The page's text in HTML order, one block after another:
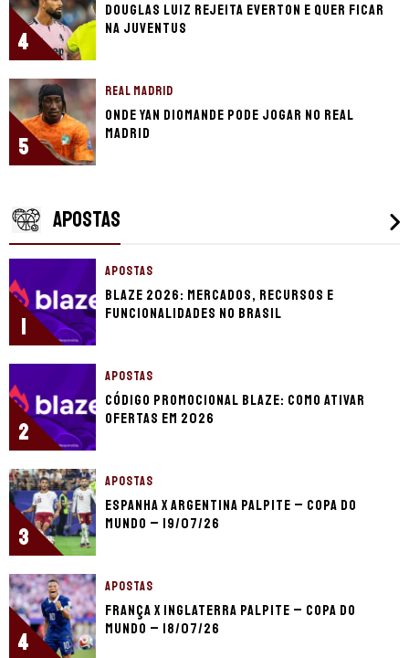
4
Douglas Luiz rejeita Everton e quer ficar
na Juventus
5
REAL MADRID
Onde Yan Diomande pode jogar no Real
Madrid
APOSTAS
1
APOSTAS
Blaze 2026: mercados, recursos e
funcionalidades no Brasil
2
APOSTAS
Código promocional Blaze: como ativar
ofertas em 2026
3
APOSTAS
Espanha x Argentina palpite – Copa do
Mundo – 19/07/26
4
APOSTAS
França x Inglaterra palpite – Copa do
Mundo – 18/07/26